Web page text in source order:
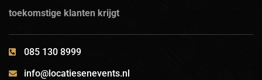
toekomstige klanten krijgt
085 130 8999
info@locatiesenevents.nl